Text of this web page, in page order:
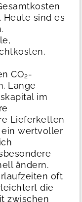
Heute sind es
CO₂-
Lange
im
Lieferketten
wertvoller
ändern.
oft
die
zwischen